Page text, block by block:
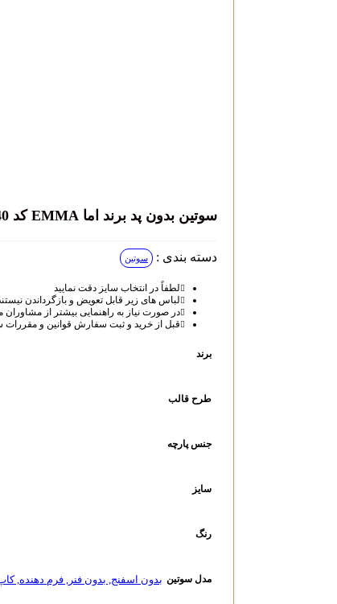
سوتین بدون پد برند اما EMMA کد 3640
دسته بندی : سوتین
لطفاً در انتخاب سایز دقت نمایید
لباس‌ های زیر قابل تعویض و بازگرداندن
در صورت نیاز به راهنمایی بیشتر از مشاوران
قبل از خرید و ثبت سفارش قوانین و مقررات
برند
طرح قالب
جنس پارچه
سایز
رنگ
مدل سوتین بدون اسفنج بدون فنر فرم دهنده ,